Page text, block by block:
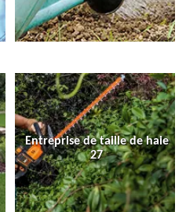
Entreprise de taille de haie
27